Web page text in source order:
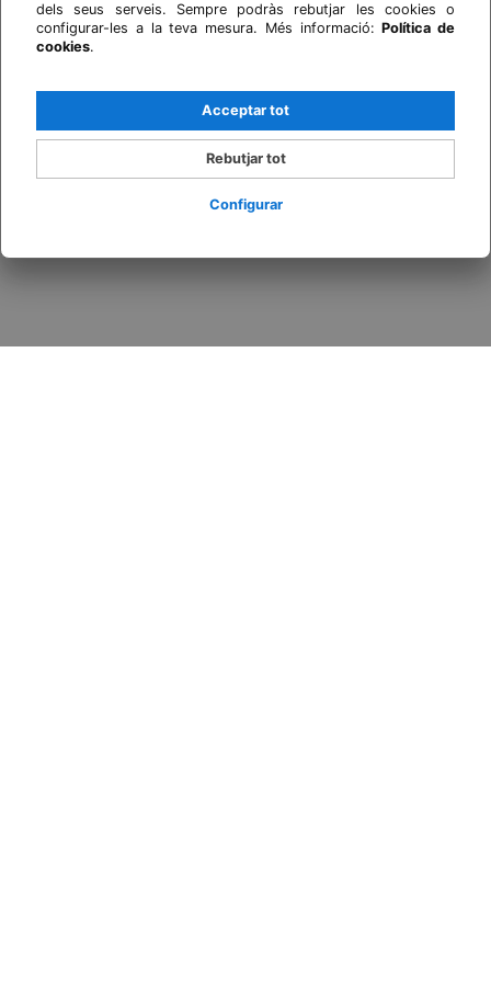
dels seus serveis. Sempre podràs rebutjar les cookies o
configurar-les a la teva mesura. Més informació:Política de
cookies.
Configurar
Rebutjar tot
Acceptar tot